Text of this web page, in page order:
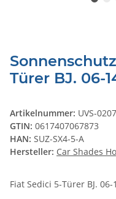
Türer BJ. 06-
Artikelnummer: UVS-0207
GTIN: 0617407067873
HAN: SUZ-SX4-5-A
Hersteller: Car Shades
Fiat Sedici 5-Türer BJ.